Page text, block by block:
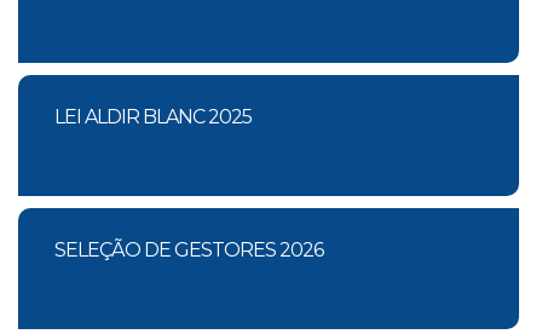
LEI ALDIR BLANC 2025
SELEÇÃO DE GESTORES 2026